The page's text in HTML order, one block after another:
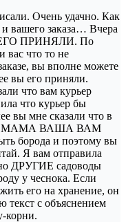
Очень удачно. Как
вашего заказа… Вчера
ЕГО ПРИНЯЛИ. По
вас что то не
вы вполне можете
вы его приняли.
что вам курьер
что курьер бы
вы мне сказали что в
но МАМА ВАША ВАМ
борода и поэтому вы
Я вам отправила
ДРУГИЕ садоводы
у чеснока. Если
его на хранение, он
текст с объяснением
корни.